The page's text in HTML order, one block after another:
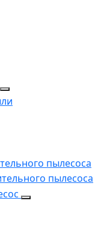
пылесоса
пылесоса